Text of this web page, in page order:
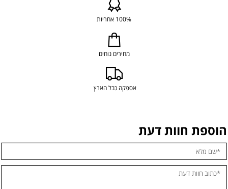
100% אחריות
מחירים נוחים
אספקה כבל הארץ
הוספת חוות דעת